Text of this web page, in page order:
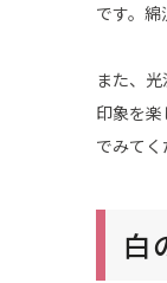
です。
また、
印象を
でみて
白